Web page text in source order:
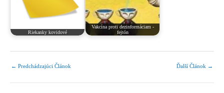
Riekanky kovidové
Vakcína proti dezinformáciam -
fejtón
← Predchádzajúci Článok Ďalší Článok →